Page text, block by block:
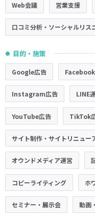
Web会議 営業支援
口コミ分析・ソーシャルリス
● 目的・施策
Google広告
Instagram広告 LINE
YouTube広告 TikTok
サイト制作・サイトリニュー
オウンドメディア運営
コピーライティング ホ
セミナー・展示会 動画